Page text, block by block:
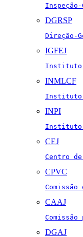
DGRSP
Direção-
IGFEJ
Instituto
INMLCF
Instituto
INPI
Instituto
CEJ
Centro
CPVC
CAAJ
DGAJ